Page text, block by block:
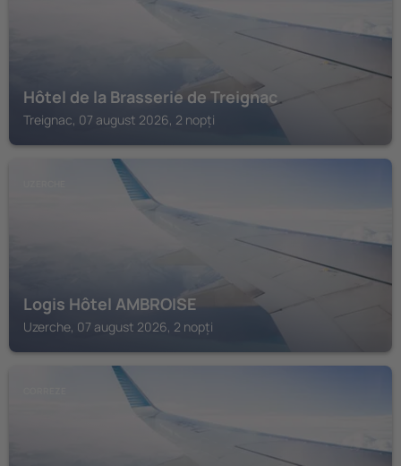
Hôtel de la Brasserie de Treignac
Treignac, 07 august 2026, 2 nopți
Logis Hôtel AMBROISE
Uzerche, 07 august 2026, 2 nopți